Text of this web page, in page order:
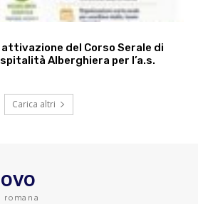
del Corso Serale di
Alberghiera per l’a.s.
Carica altri